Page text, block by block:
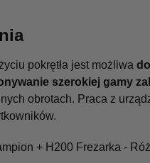
pokrętła jest możliwa
szerokiej gamy
obrotach. Praca z